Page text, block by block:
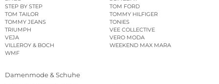
STEP BY STEP
TOM FORD
TOM TAILOR
TOMMY HILFIGER
TOMMY JEANS
TONIES
TRIUMPH
VEE COLLECTIVE
VEJA
VERO MODA
VILLEROY & BOCH
WEEKEND MAX MARA
WMF
Damenmode & Schuhe